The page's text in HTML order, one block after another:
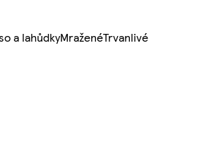
a lahůdkyMraženéTrvanlivé